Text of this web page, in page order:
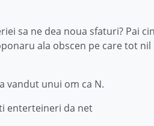
sa ne dea noua sfaturi? Pai
ala obscen pe care tot nil
vandut unui om ca N.
enterteineri da net